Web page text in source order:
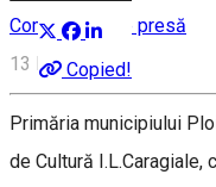
Copied!
Comunicate de presă
13 Iunie, 15:21
Primăria municipiului
de Cultură